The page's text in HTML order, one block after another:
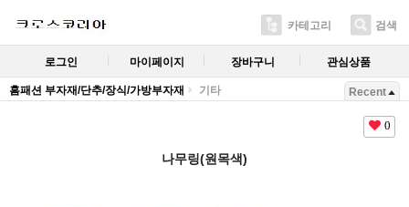
카테고리 검색
로그인 마이페이지 장바구니 관심상품
홈패션 부자재/단추/장식/가방부자재 기타 Recent
0
나무링(원목색)